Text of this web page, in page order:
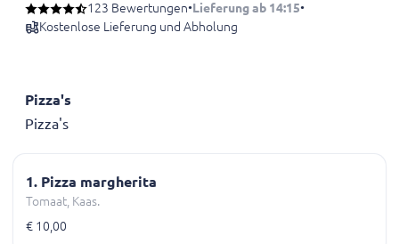
123 Bewertungen•Lieferung ab 14:15•
Kostenlose Lieferung und Abholung
Pizza's
Pizza's
1. Pizza margherita
Tomaat, Kaas.
€ 10,00